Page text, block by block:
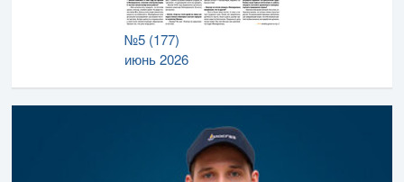
№5 (177)
июнь 2026